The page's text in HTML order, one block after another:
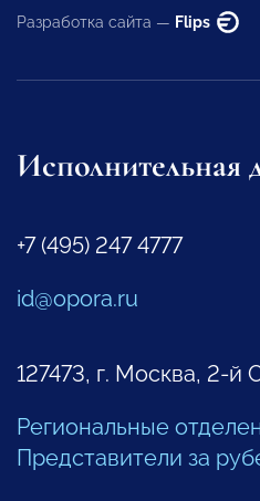
Разработка сайта — Flips
Исполнительная
+7 (495) 247 4777
id@opora.ru
127473, г. Москва, 2-й
Региональные
Представители за